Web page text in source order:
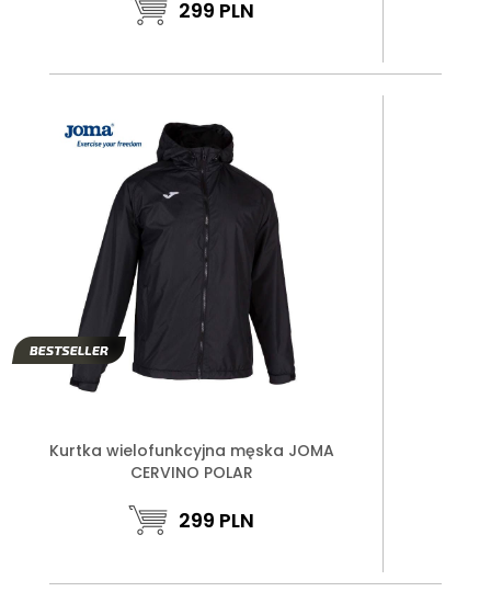
299 PLN
Kurtka wielofunkcyjna męska JOMA
CERVINO POLAR
299 PLN